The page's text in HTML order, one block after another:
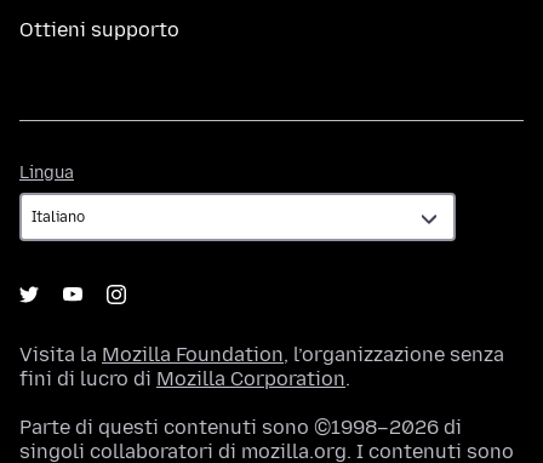
Ottieni supporto
Lingua
Visita la Mozilla Foundation, l’organizzazione senza
fini di lucro di Mozilla Corporation.
Parte di questi contenuti sono ©1998–2026 di
singoli collaboratori di mozilla.org. I contenuti sono